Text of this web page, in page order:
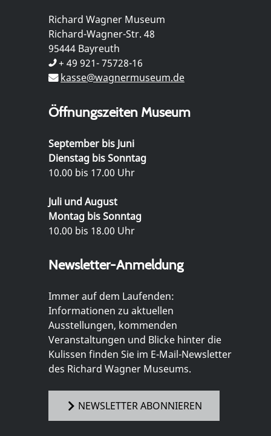
Richard Wagner Museum
Richard-Wagner-Str. 48
95444 Bayreuth
+ 49 921- 75728-16
kasse@wagnermuseum.de
Öffnungszeiten Museum
September bis Juni
Dienstag bis Sonntag
10.00 bis 17.00 Uhr
Juli und August
Montag bis Sonntag
10.00 bis 18.00 Uhr
Newsletter-Anmeldung
Immer auf dem Laufenden:
Informationen zu aktuellen
Ausstellungen, kommenden
Veranstaltungen und Blicke hinter die
Kulissen finden Sie im E-Mail-Newsletter
des Richard Wagner Museums.
NEWSLETTER ABONNIEREN